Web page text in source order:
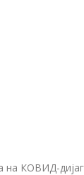
КОВИД-